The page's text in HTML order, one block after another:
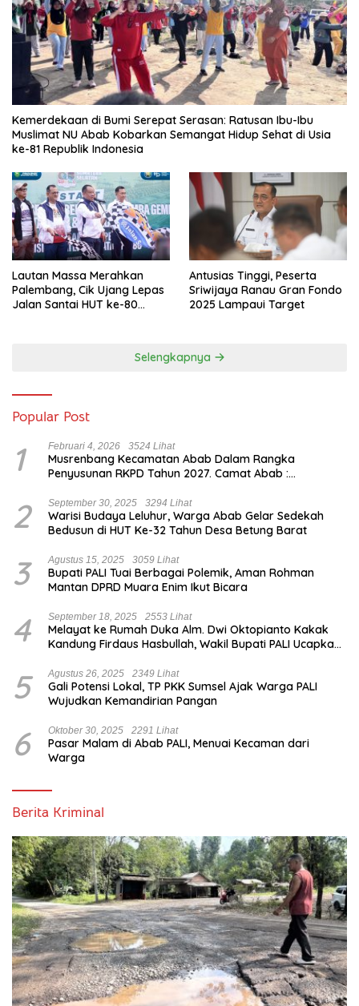
Kemerdekaan di Bumi Serepat Serasan: Ratusan Ibu-Ibu
Muslimat NU Abab Kobarkan Semangat Hidup Sehat di Usia
ke-81 Republik Indonesia
Lautan Massa Merahkan
Palembang, Cik Ujang Lepas
Jalan Santai HUT ke-80
Antusias Tinggi, Peserta
Sriwijaya Ranau Gran Fondo
2025 Lampaui Target
Selengkapnya
Popular Post
1 Februari 4, 2026 3524 Lihat
Musrenbang Kecamatan Abab Dalam Rangka
Penyusunan RKPD Tahun 2027. Camat Abab :
2 September 30, 2025 3294 Lihat
Warisi Budaya Leluhur, Warga Abab Gelar Sedekah
Bedusun di HUT Ke-32 Tahun Desa Betung Barat
3 Agustus 15, 2025 3059 Lihat
Bupati PALI Tuai Berbagai Polemik, Aman Rohman
Mantan DPRD Muara Enim Ikut Bicara
4 September 18, 2025 2553 Lihat
Melayat ke Rumah Duka Alm. Dwi Oktopianto Kakak
Kandung Firdaus Hasbullah, Wakil Bupati PALI Ucapkan
5 Agustus 26, 2025 2349 Lihat
Gali Potensi Lokal, TP PKK Sumsel Ajak Warga PALI
Wujudkan Kemandirian Pangan
6 Oktober 30, 2025 2291 Lihat
Pasar Malam di Abab PALI, Menuai Kecaman dari
Warga
Berita Kriminal